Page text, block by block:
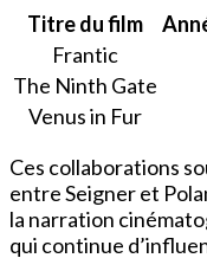
Titre du film
Frantic
The Ninth Gate
Venus in Fur
Ces collaborations
entre Seigner et
la narration
qui continue